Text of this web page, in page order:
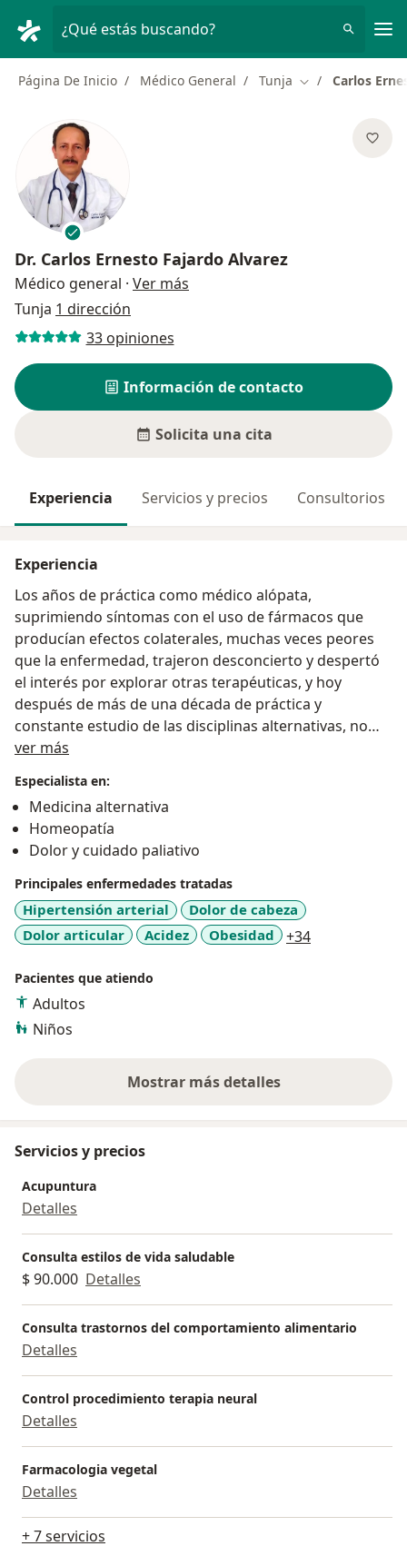
¿Qué estás buscando?
Página De Inicio Médico General Tunja Cambiar de
Carlos
Dr. Carlos Ernesto Fajardo Alvarez
Médico general · Ver más
Tunja 1 dirección
33 opiniones
Información de contacto
Solicita una cita
Experiencia Servicios y precios Consultorios
Experiencia
Los años de práctica como médico alópata,
suprimiendo síntomas con el uso de fármacos que
producían efectos colaterales, muchas veces peores
que la enfermedad, trajeron desconcierto y despertó
el interés por explorar otras terapéuticas, y hoy
después de más de una década de práctica y
constante estudio de las disciplinas alternativas, no
dejo de asombrarme por los resultados de la
consideradas incurables , pueden mejorarse y aun
desaparecerlas de la vida del paciente, nunca mas he
vuelto a decir : tiene que aprender a convivir con la
enfermedad", paulatinamente se va restableciendo la
salud del paciente, se v.n disminuyendo los fármacos y
finalmente se suprimen.
ver más
Especialista en:
Medicina alternativa
Homeopatía
Dolor y cuidado paliativo
Principales enfermedades tratadas
Hipertensión arterial
Dolor de cabeza
Dolor articular
Acidez Obesidad +34
Pacientes que atiendo
Adultos
Niños
Mostrar más detalles
sobre la experiencia
Servicios y precios
Acupuntura
Detalles
Consulta estilos de vida saludable
$ 90.000 Detalles
Consulta trastornos del comportamiento alimentario
Detalles
Control procedimiento terapia neural
Detalles
Farmacologia vegetal
Detalles
+ 7 servicios